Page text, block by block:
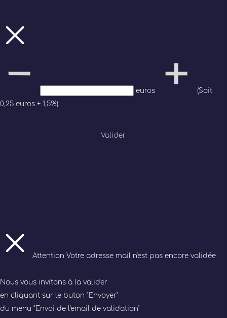
euros
(Soit
0,25 euros + 1,5%)
Valider
Attention Votre adresse mail n'est pas encore validée
Nous vous invitons à la valider
en cliquant sur le buton "Envoyer"
du menu "Envoi de l'email de validation"